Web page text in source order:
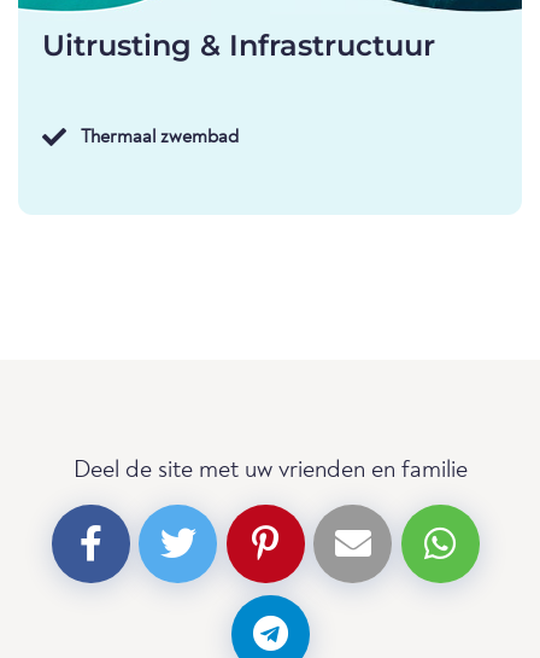
Uitrusting & Infrastructuur
Thermaal zwembad
Deel de site met uw vrienden en familie